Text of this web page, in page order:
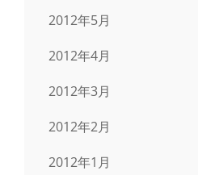
2012年5月
2012年4月
2012年3月
2012年2月
2012年1月